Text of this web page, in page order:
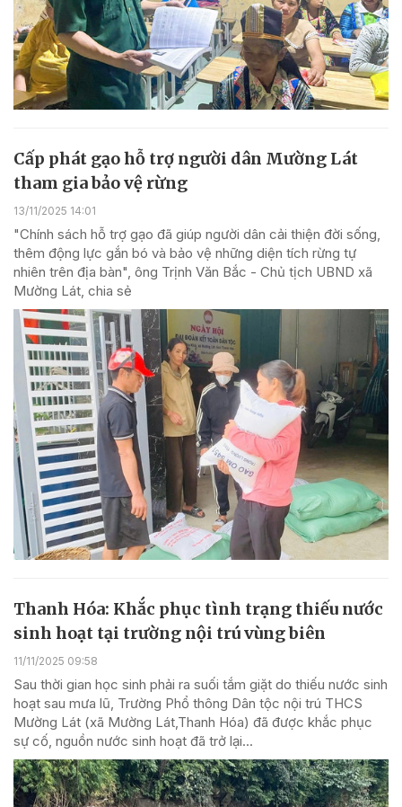
Cấp phát gạo hỗ trợ người dân Mường Lát
tham gia bảo vệ rừng
13/11/2025 14:01
"Chính sách hỗ trợ gạo đã giúp người dân cải thiện đời sống,
thêm động lực gắn bó và bảo vệ những diện tích rừng tự
nhiên trên địa bàn", ông Trịnh Văn Bắc - Chủ tịch UBND xã
Mường Lát, chia sẻ
Thanh Hóa: Khắc phục tình trạng thiếu nước
sinh hoạt tại trường nội trú vùng biên
11/11/2025 09:58
Sau thời gian học sinh phải ra suối tắm giặt do thiếu nước sinh
hoạt sau mưa lũ, Trường Phổ thông Dân tộc nội trú THCS
Mường Lát (xã Mường Lát,Thanh Hóa) đã được khắc phục
sự cố, nguồn nước sinh hoạt đã trở lại...